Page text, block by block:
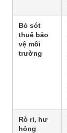
Bỏ sót
thuế bảo
vệ môi
trường
Rò rỉ, hư
hỏng